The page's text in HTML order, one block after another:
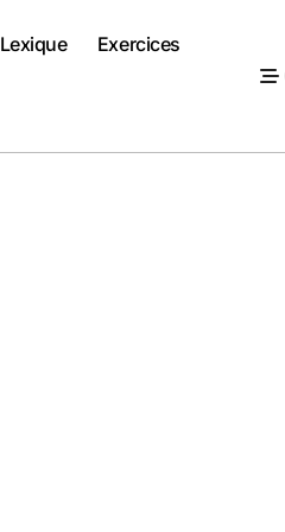
Lexique Exercices